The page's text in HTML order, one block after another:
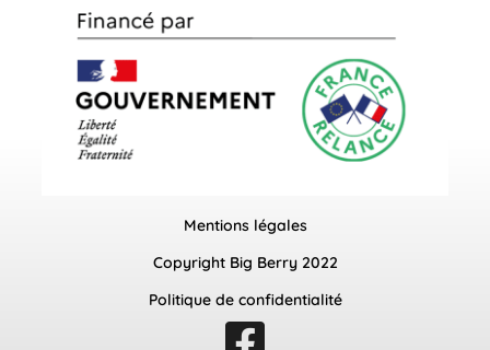
Mentions légales
Copyright Big Berry 2022
Politique de confidentialité